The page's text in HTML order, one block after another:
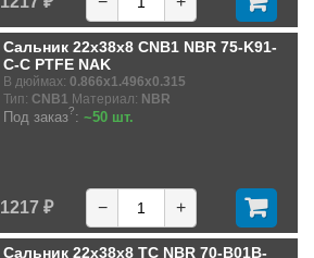
Сальник 22x38x8 CNB1 NBR 75-K91-
C-C PTFE NAK
В дюймах: 0.866x1.496x0.315
Тип: CNB1 Материал: NBR
Под заказ?: ~50 шт.
1217 ₽ − +
Сальник 22x38x8 TC NBR 70-B01B-